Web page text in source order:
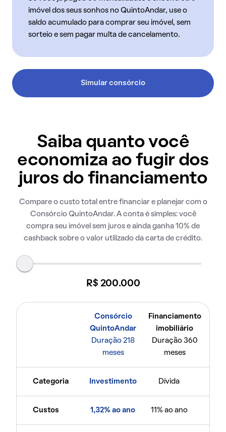
imóvel dos seus sonhos no QuintoAndar, use o
saldo acumulado para comprar seu imóvel, sem
sorteio e sem pagar multa de cancelamento.
Simular consórcio
Saiba quanto você
economiza ao fugir dos
juros do financiamento
Compare o custo total entre financiar e planejar com o
Consórcio QuintoAndar. A conta é simples: você
compra seu imóvel sem juros e ainda ganha 10% de
cashback sobre o valor utilizado da carta de crédito.
R$ 200.000
Consórcio
QuintoAndar
Duração 218
meses
Financiamento
imobiliário
Duração 360
meses
Categoria Investimento Dívida
Custos 1,32% ao ano 11% ao ano